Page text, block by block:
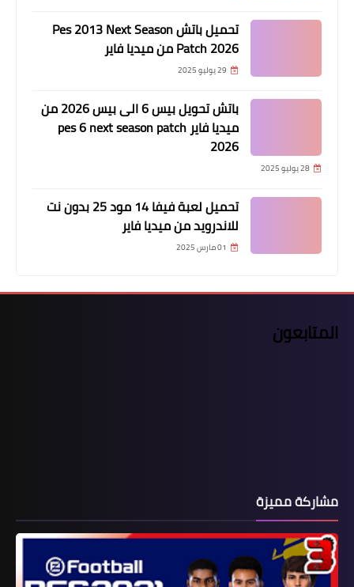
تحميل باتش Pes 2013 Next Season
Patch 2026 من ميديا فاير
29 يوليو 2025
باتش تحويل بيس 6 الى بيس 2026 من
ميديا فاير pes 6 next season patch
2026
28 يوليو 2025
تحميل لعبة فيفا 14 مود 25 بدون نت
للاندرويد من ميديا فاير
01 مارس 2025
المتابعون
مشاركة مميزة